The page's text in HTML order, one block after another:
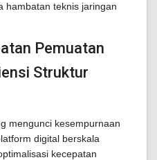
hambatan teknis jaringan
Pemuatan
Struktur
mengunci kesempurnaan
digital berskala
kecepatan